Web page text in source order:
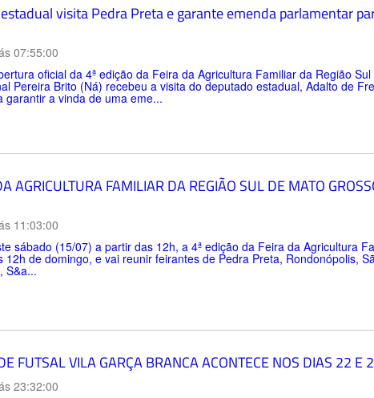
visita Pedra Preta e garante emenda parlamentar
07:55:00
oficial da 4ª edição da Feira da Agricultura Familiar da Região
Pereira Brito (Ná) recebeu a visita do deputado estadual, Adalto de
garantir a vinda de uma eme...
AGRICULTURA FAMILIAR DA REGIÃO SUL DE MATO
11:03:00
sábado (15/07) a partir das 12h, a 4ª edição da Feira da Agricultura
12h de domingo, e vai reunir feirantes de Pedra Preta, Rondonópolis,
S&a...
FUTSAL VILA GARÇA BRANCA ACONTECE NOS DIAS 22 E
23:32:00